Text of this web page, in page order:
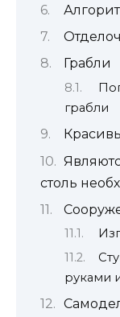
Грабли
грабли
столь
руками